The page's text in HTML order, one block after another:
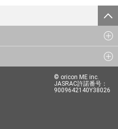
© oricon ME inc.
JASRAC許諾番号：
9009642140Y38026